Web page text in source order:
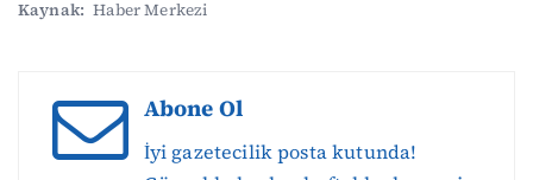
Kaynak: Haber Merkezi
Abone Ol
İyi gazetecilik posta kutunda!